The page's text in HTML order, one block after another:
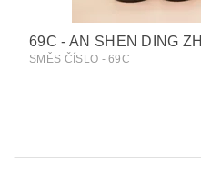
69C - AN SHEN DING ZHI
SMĚS ČÍSLO - 69C